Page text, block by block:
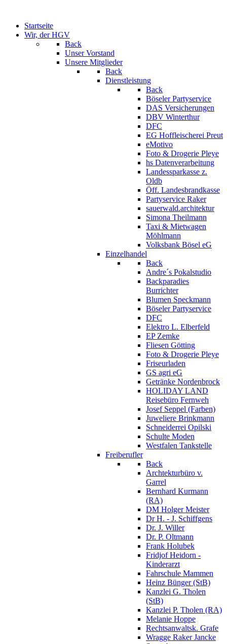
Startseite
Wir, der HGV
Back
Unser Vorstand
Unsere Mitglieder
Back
Dienstleistung
Back
Böseler Partyservice
DAS Versicherungen
DBV Winterthur
DFC
EG Hoffleischerei Preut
eMotivo
Foto & Drogerie Pleye
hs Datenverarbeitung
Landessparkasse z.
Oldb
Öff. Landesbrandkasse
Partyservice Raker
sauerwald.architektur
Simona Theilmann
Taxi & Mietwagen
Möhlmann
Volksbank Bösel eG
Einzelhandel
Back
Andre´s Pokalstudio
Backparadies
Burrichter
Blumen Speckmann
Böseler Partyservice
DFC
Elektro L. Elberfeld
EP Zemke
Fliesen Götting
Foto & Drogerie Pleye
Friseurladen
GS agri eG
Getränke Nordenbrock
HOLIDAY LAND
Reisebüro Fernweh
Josef Seppel (Farben)
Juweliere Brinkmann
Schneiderrei Opilski
Schulte Moden
Westfalen Tankstelle
Freiberufler
Back
Archtekturbüro v.
Garrel
Bernhard Kurmann
(RA)
DM Holger Meister
Dr H. - J. Schiffgens
Dr. J. Willer
Dr. P. Oltmann
Frank Holubek
Fridjof Heidorn -
Kinderarzt
Fahrschule Mammen
Heinz Bünger (StB)
Kanzlei G. Tholen
(StB)
Kanzlei P. Tholen (RA)
Melanie Hoppe
Rechtsanwaltsk. Grafe
Wragge Raker Jancke